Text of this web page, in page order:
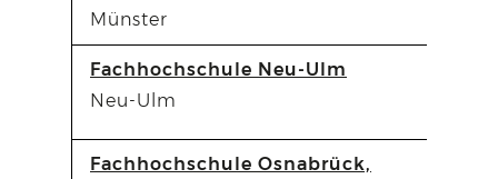
Münster
Fachhochschule Neu-Ulm
Neu-Ulm
Fachhochschule Osnabrück,